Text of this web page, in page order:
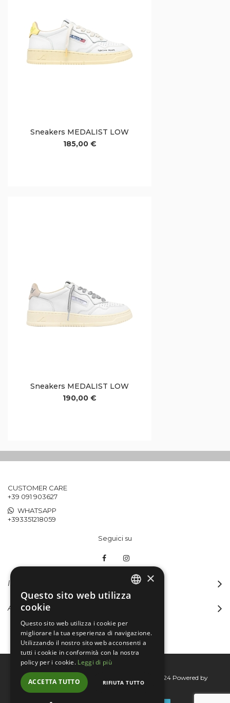
Sneakers MEDALIST LOW
185,00 €
Sneakers MEDALIST LOW
190,00 €
CUSTOMER CARE
+39 091 903627
WHATSAPP
+393351218059
Seguici su
INFORMAZIONI
ACCOUNT
Bertini group srl © 2015-2026 - P.I. 06076830824 Powered by
Connecta
×
Questo sito web utilizza
cookie
Questo sito web utilizza i cookie per
migliorare la tua esperienza di navigazione.
Utilizzando il nostro sito web acconsenti a
tutti i cookie in conformità con la nostra
policy per i cookie. Leggi di più
ACCETTA TUTTO RIFIUTA TUTTO